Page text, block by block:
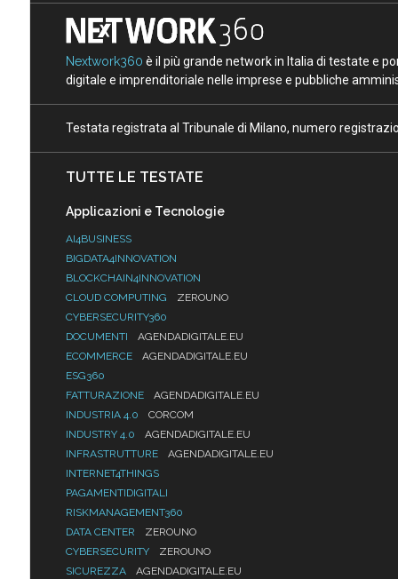
Nextwork360 è il più grande network in Italia di testate e
digitale e imprenditoriale nelle imprese e pubbliche
Testata registrata al Tribunale di Milano, numero
TUTTE LE TESTATE
Applicazioni e Tecnologie
AI4BUSINESS
BIGDATA4INNOVATION
BLOCKCHAIN4INNOVATION
CLOUD COMPUTING
ZEROUNO
CYBERSECURITY360
DOCUMENTI
AGENDADIGITALE.EU
ECOMMERCE
AGENDADIGITALE.EU
ESG360
FATTURAZIONE
AGENDADIGITALE.EU
INDUSTRIA 4.0
CORCOM
INDUSTRY 4.0
AGENDADIGITALE.EU
INFRASTRUTTURE
AGENDADIGITALE.EU
INTERNET4THINGS
PAGAMENTIDIGITALI
RISKMANAGEMENT360
DATA CENTER
ZEROUNO
CYBERSECURITY
ZEROUNO
SICUREZZA
AGENDADIGITALE.EU